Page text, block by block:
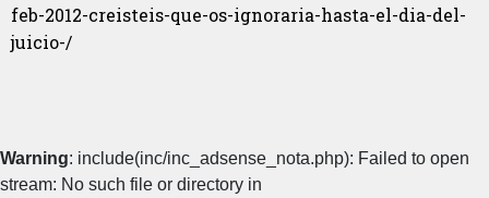
feb-2012-creisteis-que-os-ignoraria-hasta-el-dia-del-
juicio-/
Warning: include(inc/inc_adsense_nota.php): Failed to open
stream: No such file or directory in